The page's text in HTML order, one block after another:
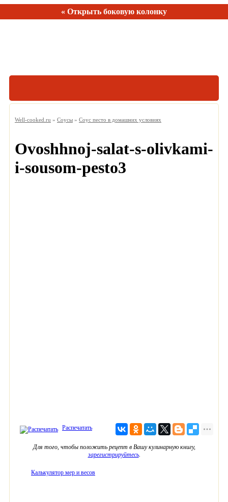
« Открыть боковую колонку
Рецептов:150
Well-cooked.ru » Соусы » Соус песто в домашних условиях
Ovoshhnoj-salat-s-olivkami-
i-sousom-pesto3
Распечатать
Для того, чтобы положить рецепт в Вашу кулинарную книгу,
зарегистрируйтесь.
Калькулятор мер и весов